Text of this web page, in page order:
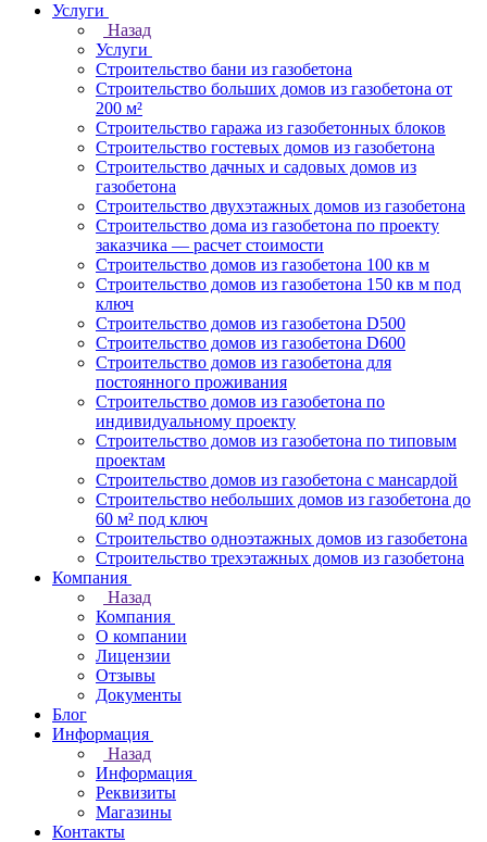
Услуги
Назад
Услуги
Строительство бани из газобетона
Строительство больших домов из газобетона от
200 м²
Строительство гаража из газобетонных блоков
Строительство гостевых домов из газобетона
Строительство дачных и садовых домов из
газобетона
Строительство двухэтажных домов из газобетона
Строительство дома из газобетона по проекту
заказчика — расчет стоимости
Строительство домов из газобетона 100 кв м
Строительство домов из газобетона 150 кв м под
ключ
Строительство домов из газобетона D500
Строительство домов из газобетона D600
Строительство домов из газобетона для
постоянного проживания
Строительство домов из газобетона по
индивидуальному проекту
Строительство домов из газобетона по типовым
проектам
Строительство домов из газобетона с мансардой
Строительство небольших домов из газобетона до
60 м² под ключ
Строительство одноэтажных домов из газобетона
Строительство трехэтажных домов из газобетона
Компания
Назад
Компания
О компании
Лицензии
Отзывы
Документы
Блог
Информация
Назад
Информация
Реквизиты
Магазины
Контакты